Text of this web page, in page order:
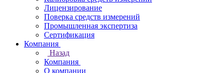
Лицензирование
Поверка средств измерений
Промышленная экспертиза
Сертификация
Компания
Назад
Компания
О компании